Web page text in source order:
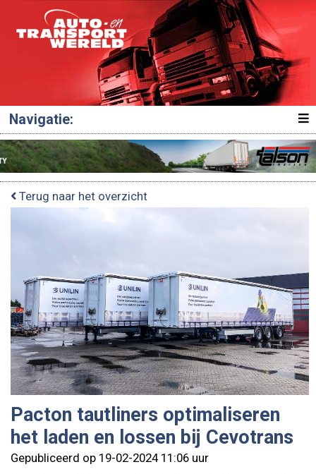
Navigatie:
Terug naar het overzicht
Pacton tautliners optimaliseren
het laden en lossen bij Cevotrans
Gepubliceerd op 19-02-2024 11:06 uur